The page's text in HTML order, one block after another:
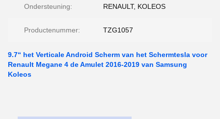
Ondersteuning: RENAULT, KOLEOS
Productenummer: TZG1057
9.7“ het Verticale Android Scherm van het Schermtesla voor
Renault Megane 4 de Amulet 2016-2019 van Samsung
Koleos